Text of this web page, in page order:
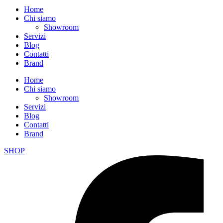
Home
Chi siamo
Showroom
Servizi
Blog
Contatti
Brand
Home
Chi siamo
Showroom
Servizi
Blog
Contatti
Brand
SHOP